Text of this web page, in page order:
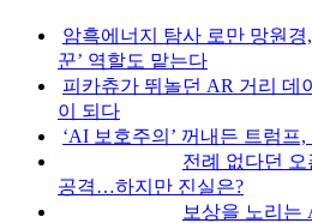
암흑에너지 탐사 로만 망원경
꾼’ 역할도 맡는다
피카츄가 뛰놀던 AR 거리 데
이 되다
‘AI 보호주의’ 꺼내든 트럼프
전례 없다던
공격…하지만 진실은?
보상을 노리는